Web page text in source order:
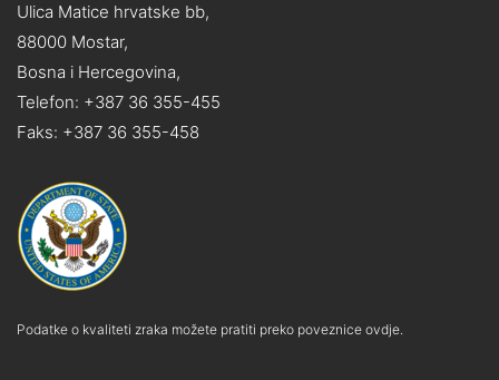
Ulica Matice hrvatske bb,
88000 Mostar,
Bosna i Hercegovina,
Telefon: +387 36 355-455
Faks: +387 36 355-458
Podatke o kvaliteti zraka možete pratiti preko poveznice ovdje.